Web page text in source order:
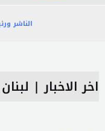
الناشر
اخر الاخبار|